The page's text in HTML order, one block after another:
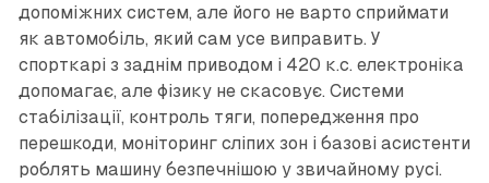
допоміжних систем, але його не варто сприймати
як автомобіль, який сам усе виправить. У
спорткарі з заднім приводом і 420 к.с. електроніка
допомагає, але фізику не скасовує. Системи
стабілізації, контроль тяги, попередження про
перешкоди, моніторинг сліпих зон і базові асистенти
роблять машину безпечнішою у звичайному русі.